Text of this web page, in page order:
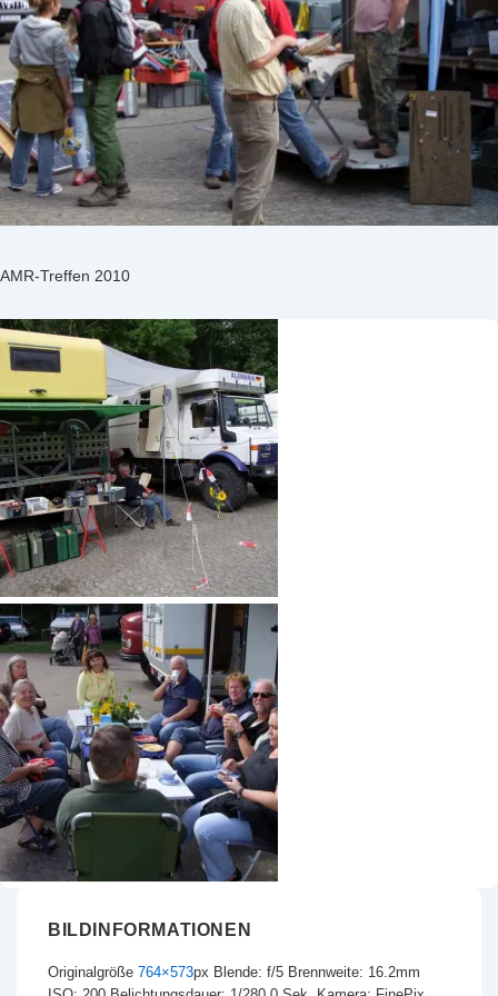
AMR-Treffen 2010
BILDINFORMATIONEN
Originalgröße 764×573px Blende: f/5 Brennweite: 16.2mm